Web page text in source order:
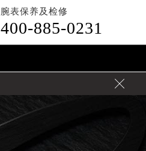
腕表保养及检修
400-885-0231
